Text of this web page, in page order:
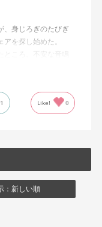
、身じろぎのたびぎ
を探し始めた。
ころ、不安な音鳴
ョンと音がする。
立ち上がると水平
使用しているためお
1 Like! 0
：新しい順